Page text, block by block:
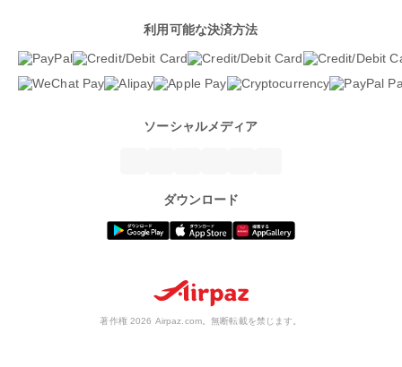
利用可能な決済方法
ソーシャルメディア
ダウンロード
著作権 2026 Airpaz.com。無断転載を禁じます。